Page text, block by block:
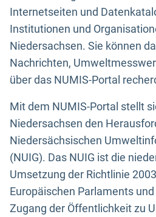
Internetseiten und
Institutionen und
Niedersachsen. Sie können
Nachrichten,
über das NUMIS-Portal
Mit dem NUMIS-Portal stellt
Niedersachsen den
Niedersächsischen
(NUIG). Das NUIG ist die
Umsetzung der Richtlinie
Europäischen Parlaments
Zugang der Öffentlichkeit zu